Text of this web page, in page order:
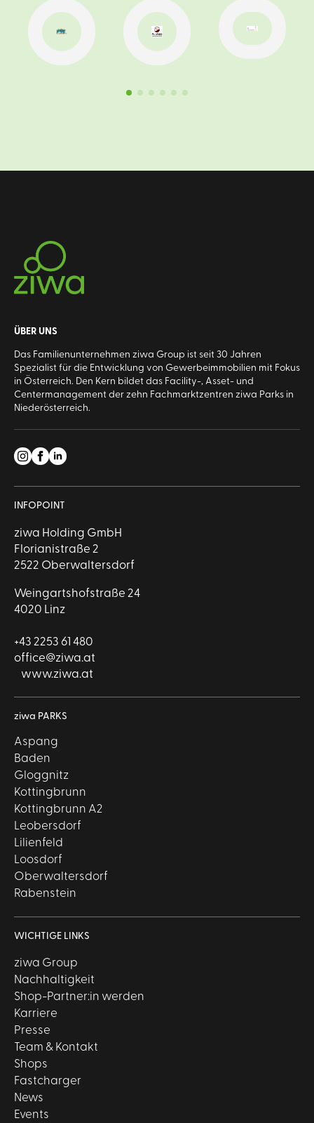
ÜBER UNS
Das Familienunternehmen ziwa Group ist seit 30 Jahren
Spezialist für die Entwicklung von Gewerbeimmobilien mit Fokus
in Österreich. Den Kern bildet das Facility-, Asset- und
Centermanagement der zehn Fachmarktzentren ziwa Parks in
Niederösterreich.
INFOPOINT
ziwa Holding GmbH
Florianistraße 2
2522 Oberwaltersdorf
Weingartshofstraße 24
4020 Linz
+43 2253 61 480
office@ziwa.at
www.ziwa.at
ziwa PARKS
Aspang
Baden
Gloggnitz
Kottingbrunn
Kottingbrunn A2
Leobersdorf
Lilienfeld
Loosdorf
Oberwaltersdorf
Rabenstein
WICHTIGE LINKS
ziwa Group
Nachhaltigkeit
Shop-Partner:in werden
Karriere
Presse
Team & Kontakt
Shops
Fastcharger
News
Events